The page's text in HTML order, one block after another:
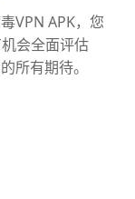
VPN APK，您
会全面评估
所有期待。